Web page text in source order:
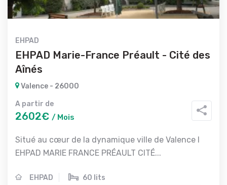
EHPAD
EHPAD Marie-France Préault - Cité des
Aînés
Valence - 26000
A partir de
2602€ / Mois
Situé au cœur de la dynamique ville de Valence l
EHPAD MARIE FRANCE PRÉAULT CITÉ...
EHPAD 60 lits